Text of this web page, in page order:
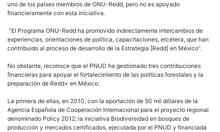
No obstante, reconoce que el PNUD ha gestionado tres contribuciones
financieras para apoyar el fortalecimiento de las políticas forestales y la
La primera de ellas, en 2010, con la aportación de 50 mil dólares de la
Agencia Española de Cooperación Internacional para el proyecto regional
producción y mercados certificados, ejecutada por el PNUD y financiada
con 6.9 millones de dólares por el Fondo para el Medio Ambiente Mundial o
GEF (Global Environment Facility); y, con el financiamiento de
PNUD apoya el desarrollo del proyecto Fortalecer el Proceso de
Preparación de Redd+ en México y Fomento a la Cooperación Sur-Sur.
Refiere el PNUD que, a través de la figura “asociado en la implementación”